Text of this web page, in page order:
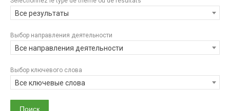
Все результаты
Выбор направления деятельности
Все направления деятельности
Выбор ключевого слова
Все ключевые слова